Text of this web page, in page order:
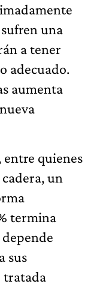
una
a tener
adecuado.
aumenta
entre quienes
un
termina
sus
tratada